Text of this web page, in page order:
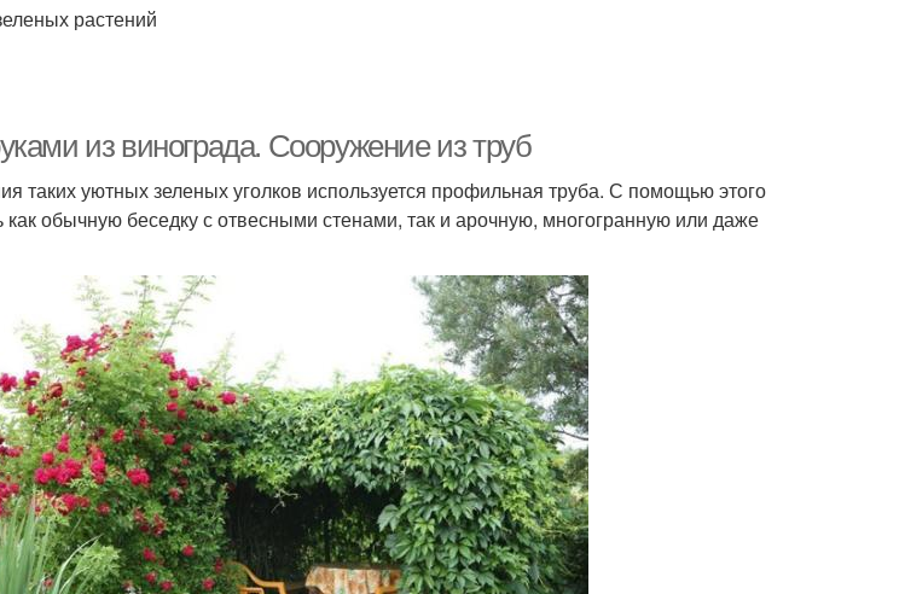
растений
из винограда. Сооружение из труб
таких уютных зеленых уголков используется профильная труба. С помощью этого
обычную беседку с отвесными стенами, так и арочную, многогранную или даже